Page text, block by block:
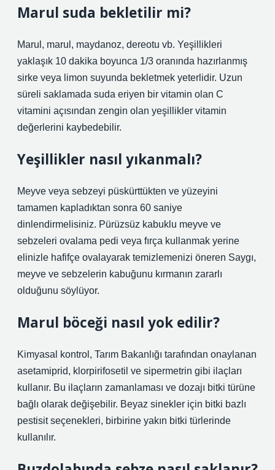
Marul suda bekletilir mi?
Marul, marul, maydanoz, dereotu vb. Yeşillikleri
yaklaşık 10 dakika boyunca 1/3 oranında hazırlanmış
sirke veya limon suyunda bekletmek yeterlidir. Uzun
süreli saklamada suda eriyen bir vitamin olan C
vitamini açısından zengin olan yeşillikler vitamin
değerlerini kaybedebilir.
Yeşillikler nasıl yıkanmalı?
Meyve veya sebzeyi püskürttükten ve yüzeyini
tamamen kapladıktan sonra 60 saniye
dinlendirmelisiniz. Pürüzsüz kabuklu meyve ve
sebzeleri ovalama pedi veya fırça kullanmak yerine
elinizle hafifçe ovalayarak temizlemenizi öneren Saygı,
meyve ve sebzelerin kabuğunu kırmanın zararlı
olduğunu söylüyor.
Marul böceği nasıl yok edilir?
Kimyasal kontrol, Tarım Bakanlığı tarafından onaylanan
asetamiprid, klorpirifosetil ve sipermetrin gibi ilaçları
kullanır. Bu ilaçların zamanlaması ve dozajı bitki türüne
bağlı olarak değişebilir. Beyaz sinekler için bitki bazlı
pestisit seçenekleri, birbirine yakın bitki türlerinde
kullanılır.